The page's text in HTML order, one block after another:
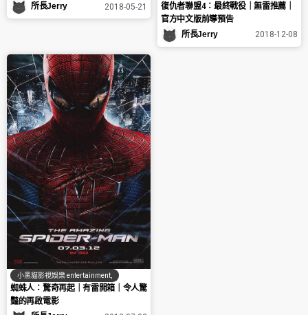
所長Jerry
2018-05-21
復仇者聯盟4：最終戰役｜無雷推薦｜
官方中文版前導預告
所長Jerry
2018-12-08
小黑貓影視娛樂 entertainment
蜘蛛人：驚奇再起｜有雷開箱｜令人驚
豔的再啟電影